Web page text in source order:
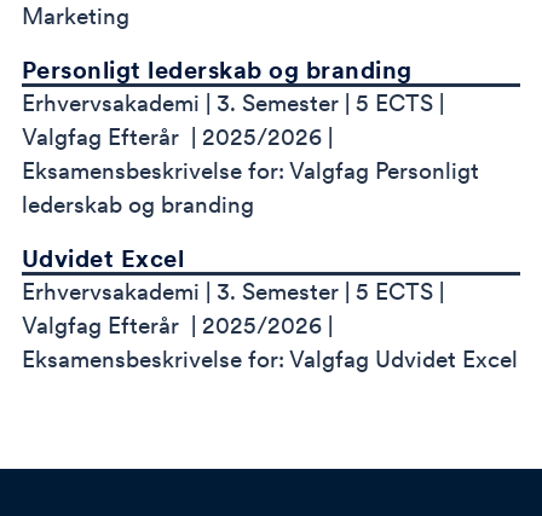
Marketing
Personligt lederskab og branding
Erhvervsakademi 3. Semester
5 ECTS
Valgfag Efterår
2025/2026
Eksamensbeskrivelse for: Valgfag Personligt
lederskab og branding
Udvidet Excel
Erhvervsakademi 3. Semester
5 ECTS
Valgfag Efterår
2025/2026
Eksamensbeskrivelse for: Valgfag Udvidet Excel